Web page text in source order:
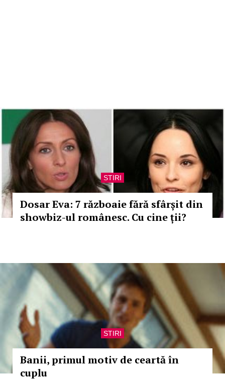
STIRI
Dosar Eva: 7 războaie fără sfârșit din
showbiz-ul românesc. Cu cine ții?
STIRI
Banii, primul motiv de ceartă în
cuplu